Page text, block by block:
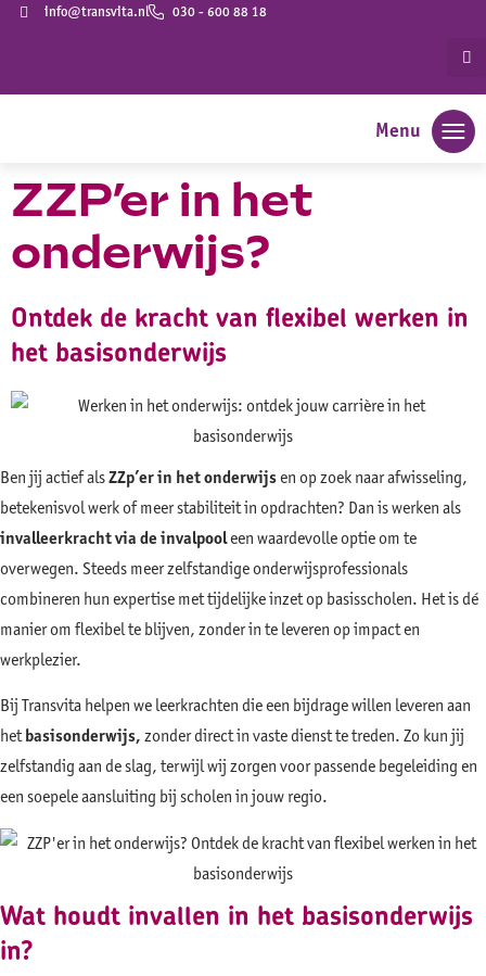
info@transvita.nl 030 - 600 88 18
Menu
ZZP’er in het
onderwijs?
Ontdek de kracht van flexibel werken in
het basisonderwijs
Ben jij actief alsZZp’er in het onderwijsen op zoek naar afwisseling,
betekenisvol werk of meer stabiliteit in opdrachten? Dan is werken als
invalleerkracht via de invalpooleen waardevolle optie om te
overwegen. Steeds meer zelfstandige onderwijsprofessionals
combineren hun expertise met tijdelijke inzet op basisscholen. Het is dé
manier om flexibel te blijven, zonder in te leveren op impact en
werkplezier.
Bij Transvita helpen we leerkrachten die een bijdrage willen leveren aan
hetbasisonderwijs, zonder direct in vaste dienst te treden. Zo kun jij
zelfstandig aan de slag, terwijl wij zorgen voor passende begeleiding en
een soepele aansluiting bij scholen in jouw regio.
Wat houdt invallen in het basisonderwijs
in?